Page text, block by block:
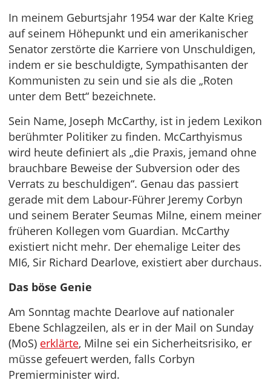
In meinem Geburtsjahr 1954 war der Kalte Krieg
auf seinem Höhepunkt und ein amerikanischer
Senator zerstörte die Karriere von Unschuldigen,
indem er sie beschuldigte, Sympathisanten der
Kommunisten zu sein und sie als die „Roten
unter dem Bett“ bezeichnete.
Sein Name, Joseph McCarthy, ist in jedem Lexikon
berühmter Politiker zu finden. McCarthyismus
wird heute definiert als „die Praxis, jemand ohne
brauchbare Beweise der Subversion oder des
Verrats zu beschuldigen“. Genau das passiert
gerade mit dem Labour-Führer Jeremy Corbyn
und seinem Berater Seumas Milne, einem meiner
früheren Kollegen vom Guardian. McCarthy
existiert nicht mehr. Der ehemalige Leiter des
MI6, Sir Richard Dearlove, existiert aber durchaus.
Das böse Genie
Am Sonntag machte Dearlove auf nationaler
Ebene Schlagzeilen, als er in der Mail on Sunday
(MoS) erklärte, Milne sei ein Sicherheitsrisiko, er
müsse gefeuert werden, falls Corbyn
Premierminister wird.